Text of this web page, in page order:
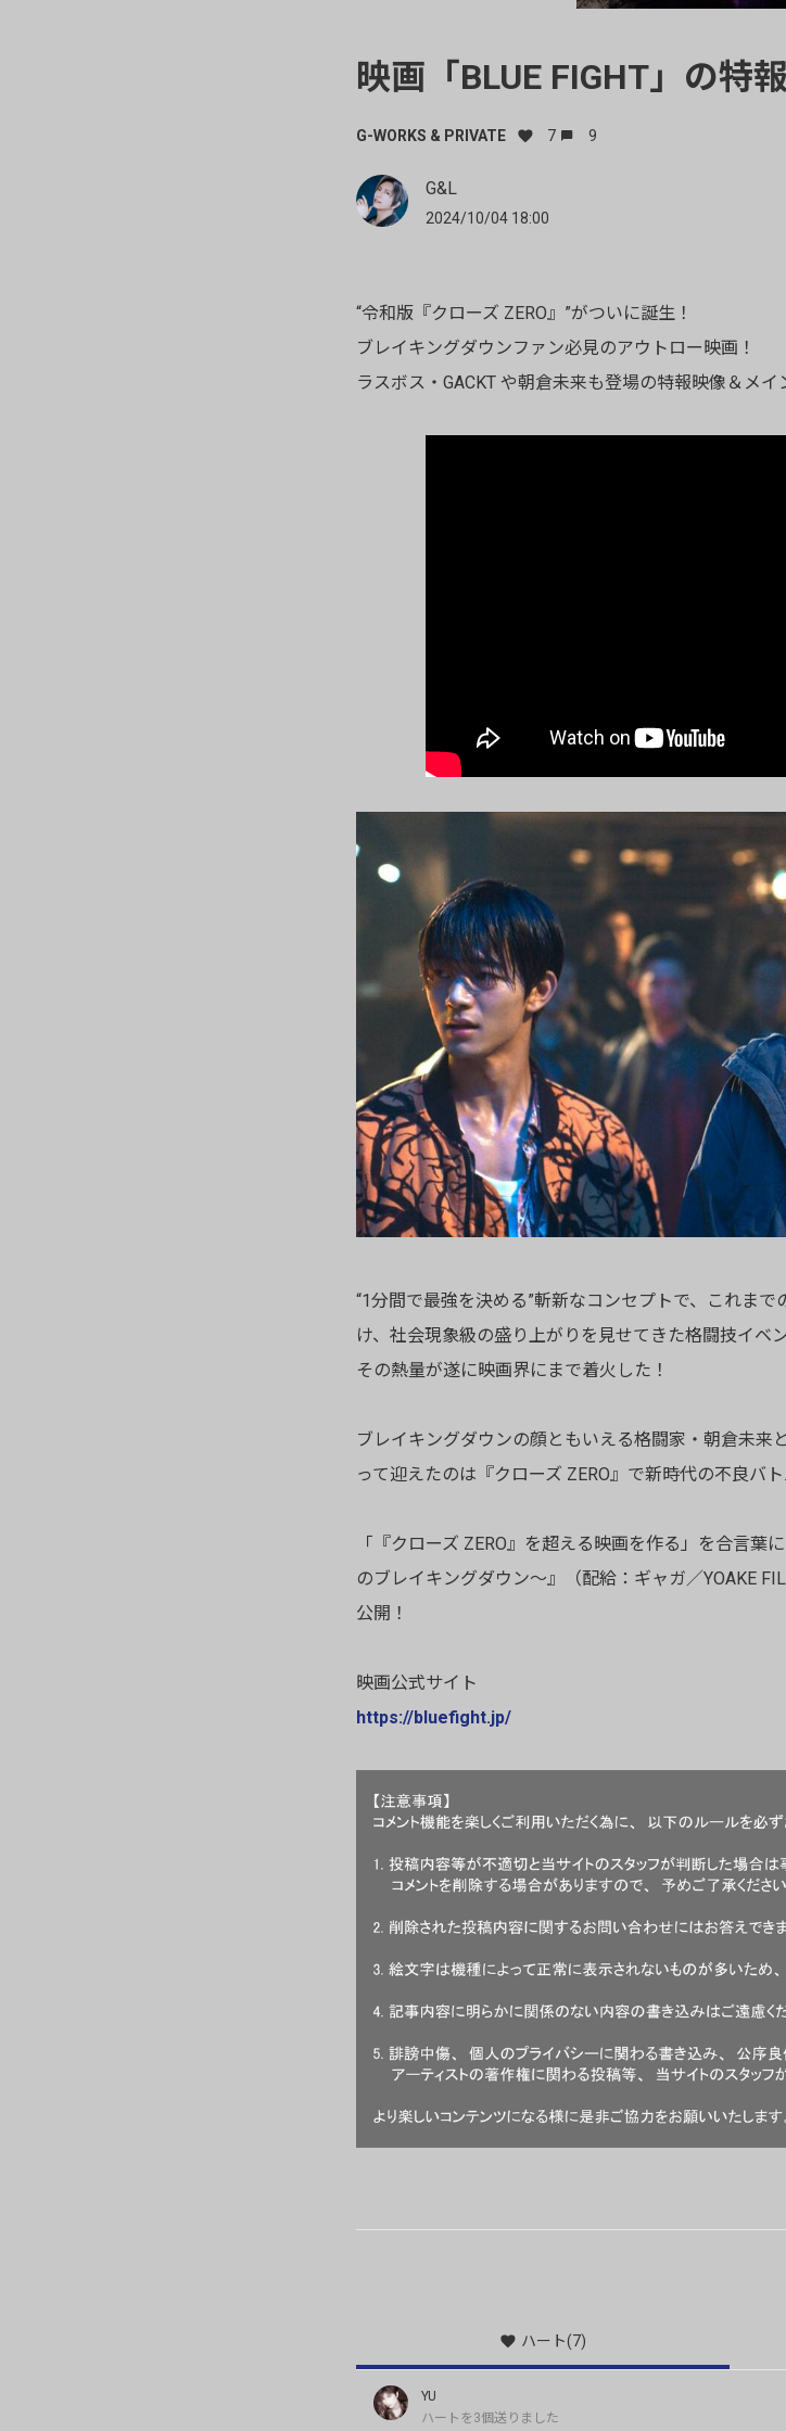
映画「BLUE FIGHT」の特
G-WORKS & PRIVATE 7 9
G&L
2024/10/04 18:00
“令和版『クローズ ZERO』”がついに誕生！
ブレイキングダウンファン必見のアウトロー映画！
ラスボス・GACKT や朝倉未来も登場の特報映像＆メイ
“1分間で最強を決める”斬新なコンセプトで、これま
け、社会現象級の盛り上がりを見せてきた格闘技イベ
その熱量が遂に映画界にまで着火した！
ブレイキングダウンの顔ともいえる格闘家・朝倉未来
って迎えたのは『クローズ ZERO』で新時代の不良バ
「『クローズ ZERO』を超える映画を作る」を合言葉
のブレイキングダウン～』（配給：ギャガ／YOAKE
公開！
映画公式サイト
https://bluefight.jp/
ハート(7)
YU
ハートを3個送りました